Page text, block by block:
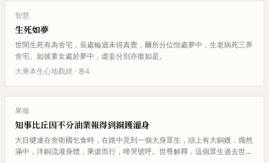
智慧
生死如夢
世間生死有為舍宅，長處輪迴未得真覺，爾所分位恒處夢中，生老病死三界
舍宅。如彼童女處於夢中，虛妄分別亦復如是。
大乘本生心地觀經 · 卷4
果報
知事比丘因不分油業報得到銅鑊灌身
大目犍連在舍衛國乞食時，在路中見到一個大身眾生，頭上有大銅鑊，熾然
滿中，洋銅流灌身體，乘虛而行，啼哭號呼。世尊解釋，這個眾生過去世在